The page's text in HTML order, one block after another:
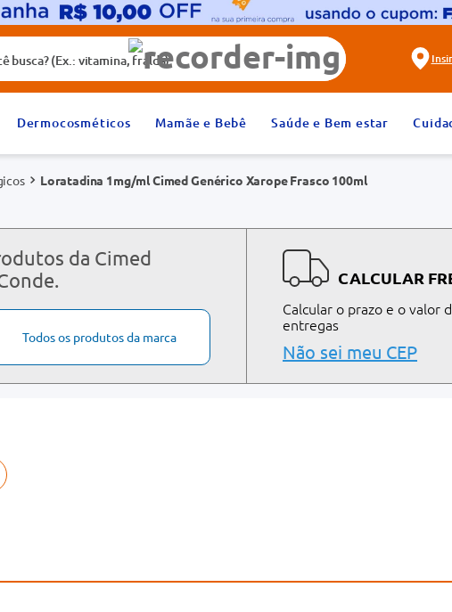
fralda)
Dermocosméticos Mamãe e Bebê Saúde e Bem estar
Loratadina 1mg/ml Cimed Genérico Xarope Frasco 100ml
da Cimed
Todos os produtos da marca
CALCULAR
Calcular o prazo e o valor
entregas
Não sei meu CEP
2º
fralda
6º
absorvente